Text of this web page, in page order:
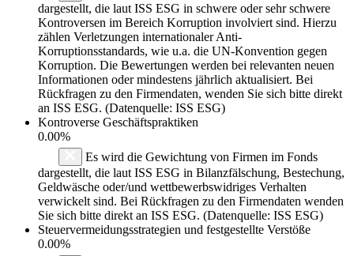
dargestellt, die laut ISS ESG in schwere oder sehr schwere
Kontroversen im Bereich Korruption involviert sind. Hierzu
zählen Verletzungen internationaler Anti-
Korruptionsstandards, wie u.a. die UN-Konvention gegen
Korruption. Die Bewertungen werden bei relevanten neuen
Informationen oder mindestens jährlich aktualisiert. Bei
Rückfragen zu den Firmendaten, wenden Sie sich bitte direkt
an ISS ESG. (Datenquelle: ISS ESG)
Kontroverse Geschäftspraktiken
0.00%
Es wird die Gewichtung von Firmen im Fonds
dargestellt, die laut ISS ESG in Bilanzfälschung, Bestechung,
Geldwäsche oder/und wettbewerbswidriges Verhalten
verwickelt sind. Bei Rückfragen zu den Firmendaten wenden
Sie sich bitte direkt an ISS ESG. (Datenquelle: ISS ESG)
Steuervermeidungsstrategien und festgestellte Verstöße
0.00%